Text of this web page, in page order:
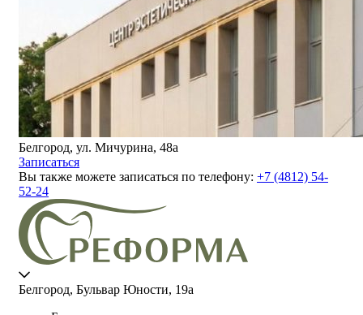
Белгород, ул. Мичурина, 48а
Записаться
Вы также можете записаться по телефону: +7 (4812) 54-
52-24
Белгород, Бульвар Юности, 19а